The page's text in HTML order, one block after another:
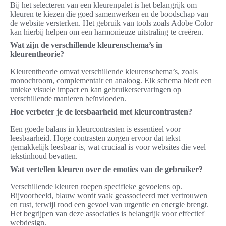
Bij het selecteren van een kleurenpalet is het belangrijk om
kleuren te kiezen die goed samenwerken en de boodschap van
de website versterken. Het gebruik van tools zoals Adobe Color
kan hierbij helpen om een harmonieuze uitstraling te creëren.
Wat zijn de verschillende kleurenschema’s in
kleurentheorie?
Kleurentheorie omvat verschillende kleurenschema’s, zoals
monochroom, complementair en analoog. Elk schema biedt een
unieke visuele impact en kan gebruikerservaringen op
verschillende manieren beïnvloeden.
Hoe verbeter je de leesbaarheid met kleurcontrasten?
Een goede balans in kleurcontrasten is essentieel voor
leesbaarheid. Hoge contrasten zorgen ervoor dat tekst
gemakkelijk leesbaar is, wat cruciaal is voor websites die veel
tekstinhoud bevatten.
Wat vertellen kleuren over de emoties van de gebruiker?
Verschillende kleuren roepen specifieke gevoelens op.
Bijvoorbeeld, blauw wordt vaak geassocieerd met vertrouwen
en rust, terwijl rood een gevoel van urgentie en energie brengt.
Het begrijpen van deze associaties is belangrijk voor effectief
webdesign.